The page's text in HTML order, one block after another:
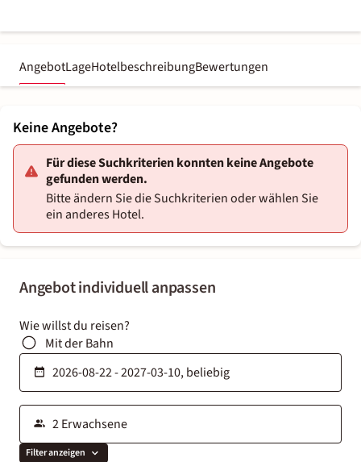
AngebotLageHotelbeschreibungBewertungen
Angebot individuell anpassen
Wie willst du reisen?
Mit der Bahn
Filter anzeigen
Keine Angebote?
Für diese Suchkriterien konnten keine Angebote
gefunden werden.
Bitte ändern Sie die Suchkriterien oder wählen Sie
ein anderes Hotel.